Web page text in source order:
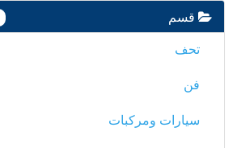
قسم
تحف
فن
سيارات ومركبات